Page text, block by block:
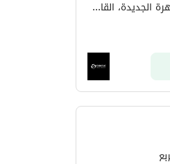
فيلدج جاردن قطامية، التجمع الخامس، القاهرة الجديدة، القاهرة